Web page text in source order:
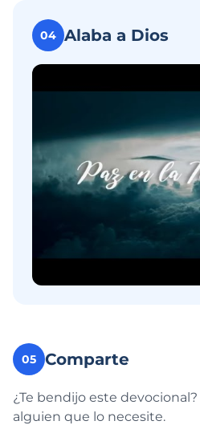
04 Alaba a Dios
05 Comparte
¿Te bendijo este
alguien que lo necesite.